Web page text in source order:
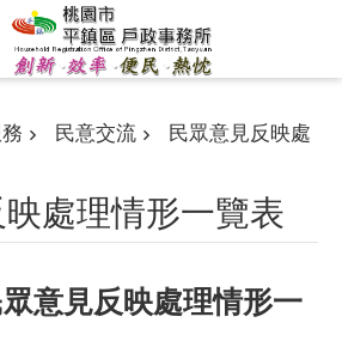
民意交流
民眾意見反映處
處理情形一覽表
意見反映處理情形一